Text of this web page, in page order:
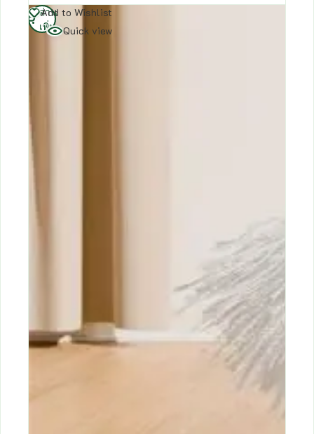
Add to Wishlist
Quick view
อ่าน
เพิ่ม